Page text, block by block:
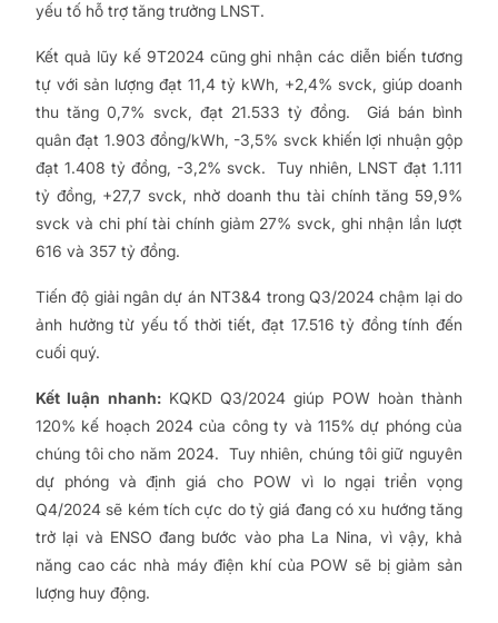
yếu tố hỗ trợ tăng trưởng LNST.
Kết quả lũy kế 9T2024 cũng ghi nhận các diễn biến tương
tự với sản lượng đạt 11,4 tỷ kWh, +2,4% svck, giúp doanh
thu tăng 0,7% svck, đạt 21.533 tỷ đồng. Giá bán bình
quân đạt 1.903 đồng/kWh, -3,5% svck khiến lợi nhuận gộp
đạt 1.408 tỷ đồng, -3,2% svck. Tuy nhiên, LNST đạt 1.111
tỷ đồng, +27,7 svck, nhờ doanh thu tài chính tăng 59,9%
svck và chi phí tài chính giảm 27% svck, ghi nhận lần lượt
616 và 357 tỷ đồng.
Tiến độ giải ngân dự án NT3&4 trong Q3/2024 chậm lại do
ảnh hưởng từ yếu tố thời tiết, đạt 17.516 tỷ đồng tính đến
cuối quý.
Kết luận nhanh:KQKD Q3/2024 giúp POW hoàn thành
120% kế hoạch 2024 của công ty và 115% dự phóng của
chúng tôi cho năm 2024. Tuy nhiên, chúng tôi giữ nguyên
dự phóng và định giá cho POW vì lo ngại triển vọng
Q4/2024 sẽ kém tích cực do tỷ giá đang có xu hướng tăng
trở lại và ENSO đang bước vào pha La Nina, vì vậy, khả
năng cao các nhà máy điện khí của POW sẽ bị giảm sản
lượng huy động.